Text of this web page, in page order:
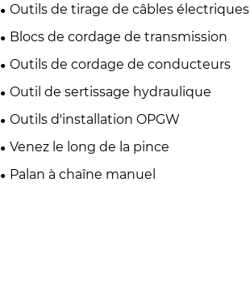
Outils de tirage de câbles électriques
Blocs de cordage de transmission
Outils de cordage de conducteurs
Outil de sertissage hydraulique
Outils d'installation OPGW
Venez le long de la pince
Palan à chaîne manuel